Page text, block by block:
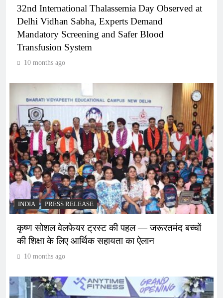
32nd International Thalassemia Day Observed at
Delhi Vidhan Sabha, Experts Demand
Mandatory Screening and Safer Blood
Transfusion System
10 months ago
INDIA PRESS RELEASE
कृष्ण सोशल वेलफेयर ट्रस्ट की पहल — जरूरतमंद बच्चों
की शिक्षा के लिए आर्थिक सहायता का ऐलान
10 months ago